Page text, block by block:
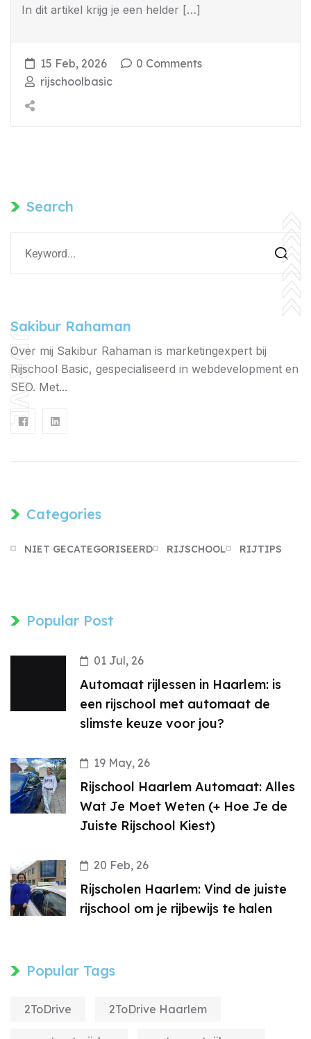
In dit artikel krijg je een helder […]
15 Feb, 2026
0 Comments
rijschoolbasic
Search
UDRIVE
Sakibur Rahaman
Over mij Sakibur Rahaman is marketingexpert bij
Rijschool Basic, gespecialiseerd in webdevelopment en
SEO. Met...
Categories
NIET GECATEGORISEERD RIJSCHOOL RIJTIPS
Popular Post
01 Jul, 26
Automaat rijlessen in Haarlem: is
een rijschool met automaat de
slimste keuze voor jou?
19 May, 26
Rijschool Haarlem Automaat: Alles
Wat Je Moet Weten (+ Hoe Je de
Juiste Rijschool Kiest)
20 Feb, 26
Rijscholen Haarlem: Vind de juiste
rijschool om je rijbewijs te halen
Popular Tags
2ToDrive 2ToDrive Haarlem